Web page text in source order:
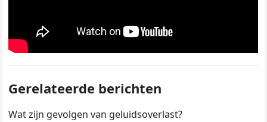
Gerelateerde berichten
Wat zijn gevolgen van geluidsoverlast?